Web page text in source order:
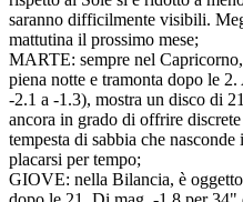
saranno difficilmente visibili.
mattutina il prossimo mese;
MARTE: sempre nel
piena notte e tramonta dopo le
-2.1 a -1.3), mostra un disco di
ancora in grado di offrire
tempesta di sabbia che
placarsi per tempo;
GIOVE: nella Bilancia, è